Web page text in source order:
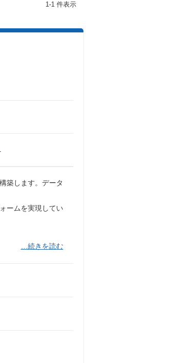
1-1 件表示
築します。データ
ームを実現してい
…続きを読む